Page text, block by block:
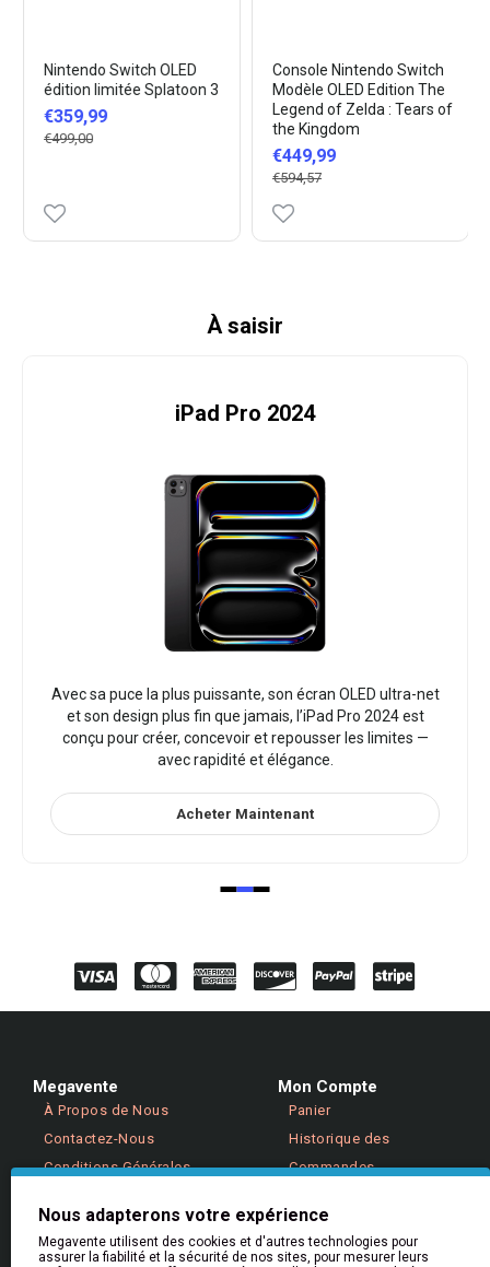
Nintendo Switch OLED
édition limitée Splatoon 3
€359,99
€499,00
Console Nintendo Switch
Modèle OLED Edition The
Legend of Zelda : Tears of
the Kingdom
€449,99
€594,57
À saisir
iPad Pro 2024
Avec sa puce la plus puissante, son écran OLED ultra-net
et son design plus fin que jamais, l’iPad Pro 2024 est
conçu pour créer, concevoir et repousser les limites —
avec rapidité et élégance.
Acheter Maintenant
Megavente
À Propos de Nous
Contactez-Nous
Conditions Générales
Mon Compte
Panier
Historique des
Commandes
Nous adapterons votre expérience
Megavente utilisent des cookies et d'autres technologies pour
assurer la fiabilité et la sécurité de nos sites, pour mesurer leurs